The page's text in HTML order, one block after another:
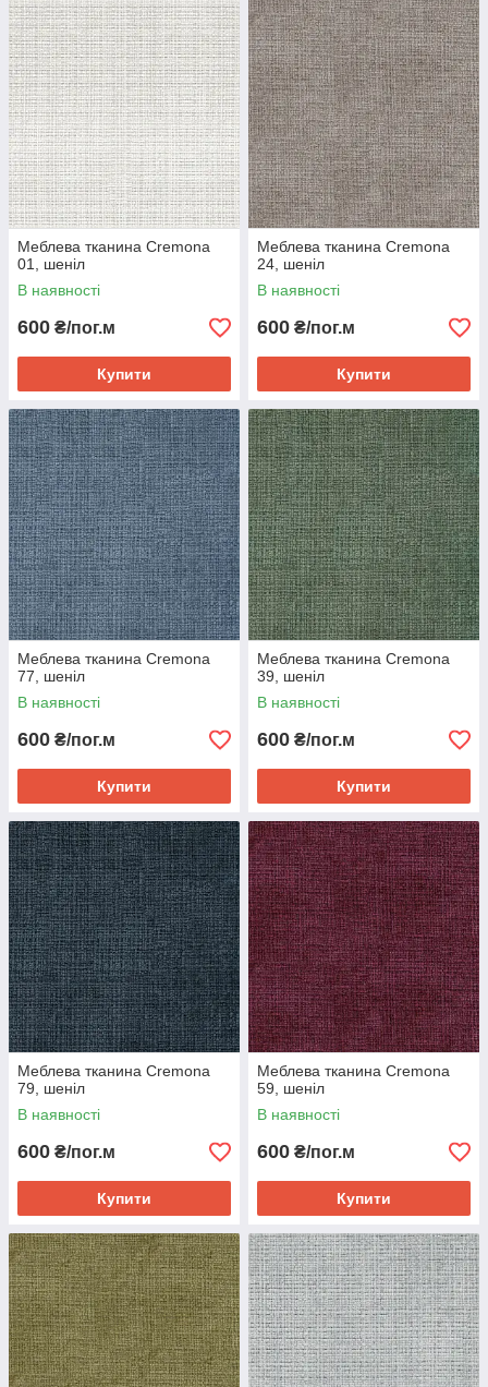
Меблева тканина Cremona
01, шеніл
В наявності
600 ₴/пог.м
Купити
Меблева тканина Cremona
24, шеніл
В наявності
600 ₴/пог.м
Купити
Меблева тканина Cremona
77, шеніл
В наявності
600 ₴/пог.м
Купити
Меблева тканина Cremona
39, шеніл
В наявності
600 ₴/пог.м
Купити
Меблева тканина Cremona
79, шеніл
В наявності
600 ₴/пог.м
Купити
Меблева тканина Cremona
59, шеніл
В наявності
600 ₴/пог.м
Купити